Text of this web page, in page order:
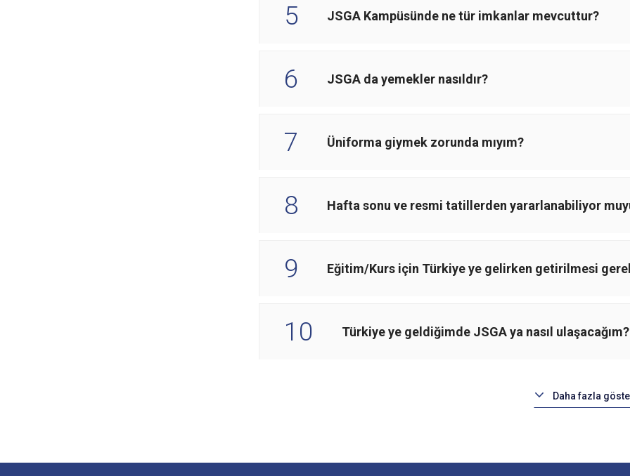
5 JSGA Kampüsünde ne tür imkanlar mevcuttur?
6 JSGA da yemekler nasıldır?
7 Üniforma giymek zorunda mıyım?
8 Hafta sonu ve resmi tatillerden yararlanabiliyor
9 Eğitim/Kurs için Türkiye ye gelirken getirilmesi
10 Türkiye ye geldiğimde JSGA ya nasıl ulaşacağım?
Daha fazla